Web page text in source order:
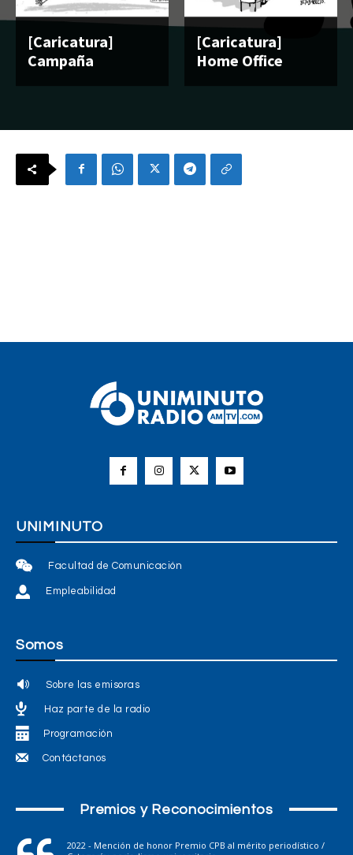
[Caricatura]
Campaña
[Caricatura]
Home Office
UNIMINUTO
Facultad de Comunicación
Empleabilidad
Somos
Sobre las emisoras
Haz parte de la radio
Programación
Contáctanos
Premios y Reconocimientos
2022 - Mención de honor Premio CPB al mérito periodístico /